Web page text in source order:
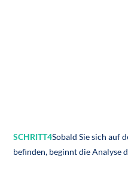
SCHRITT4Sobald Sie sich auf
befinden, beginnt die Analyse